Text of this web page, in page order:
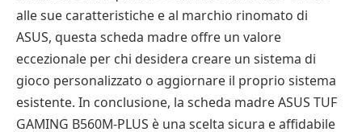
alle sue caratteristiche e al marchio rinomato di
ASUS, questa scheda madre offre un valore
eccezionale per chi desidera creare un sistema di
gioco personalizzato o aggiornare il proprio sistema
esistente. In conclusione, la scheda madre ASUS TUF
GAMING B560M-PLUS è una scelta sicura e affidabile